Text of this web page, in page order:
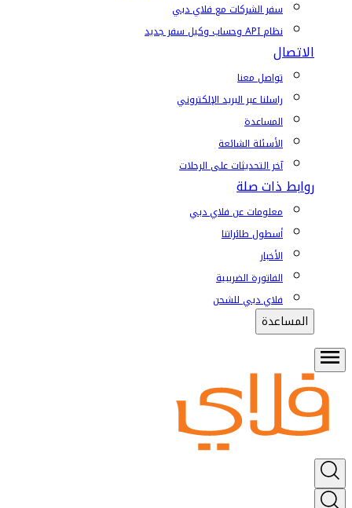
سفر الشركات مع فلاي دبي
نظام API وحساب وكيل سفر جديد
الاتصال
تواصل معنا
راسلنا عبر البريد الإلكتروني
المساعدة
الأسئلة الشائعة
آخر التحديثات على الرحلات
روابط ذات صلة
معلومات عن فلاي دبي
أسطول طائراتنا
الأخبار
الفاتورة الضريبية
فلاي دبي للشحن
المساعدة